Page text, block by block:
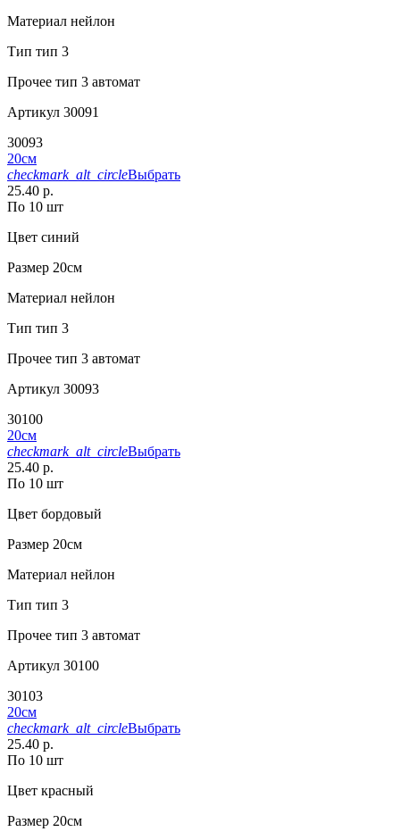
Материал нейлон
Тип тип 3
Прочее тип 3 автомат
Артикул 30091
30093
20см
checkmark_alt_circleВыбрать
25.40 р.
По 10 шт
Цвет синий
Размер 20см
Материал нейлон
Тип тип 3
Прочее тип 3 автомат
Артикул 30093
30100
20см
checkmark_alt_circleВыбрать
25.40 р.
По 10 шт
Цвет бордовый
Размер 20см
Материал нейлон
Тип тип 3
Прочее тип 3 автомат
Артикул 30100
30103
20см
checkmark_alt_circleВыбрать
25.40 р.
По 10 шт
Цвет красный
Размер 20см